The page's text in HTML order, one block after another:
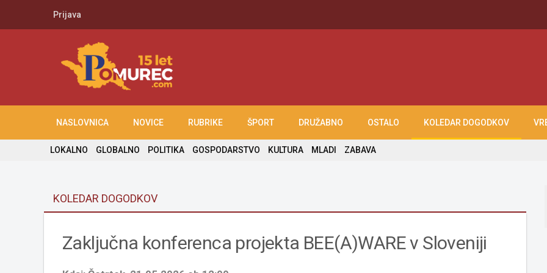
Prijava
NASLOVNICA NOVICE RUBRIKE ŠPORT DRUŽABNO OSTALO KOLEDAR DOGODKOV
LOKALNO GLOBALNO POLITIKA GOSPODARSTVO KULTURA MLADI ZABAVA
KOLEDAR DOGODKOV
Zaključna konferenca projekta BEE(A)WARE v Sloveniji